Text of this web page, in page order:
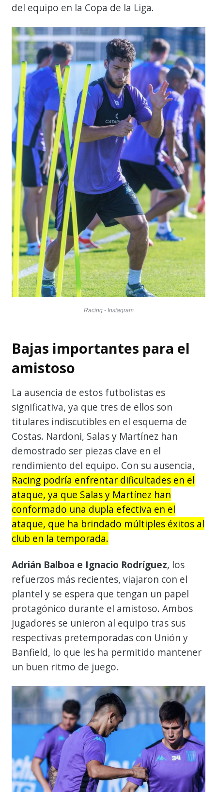
del equipo en la Copa de la Liga.
Racing - Instagram
Bajas importantes para el
amistoso
La ausencia de estos futbolistas es
significativa, ya que tres de ellos son
titulares indiscutibles en el esquema de
Costas. Nardoni, Salas y Martínez han
demostrado ser piezas clave en el
rendimiento del equipo. Con su ausencia,
Racing podría enfrentar dificultades en el
ataque, ya que Salas y Martínez han
conformado una dupla efectiva en el
ataque, que ha brindado múltiples éxitos al
club en la temporada.
Adrián Balboa e Ignacio Rodríguez, los
refuerzos más recientes, viajaron con el
plantel y se espera que tengan un papel
protagónico durante el amistoso. Ambos
jugadores se unieron al equipo tras sus
respectivas pretemporadas con Unión y
Banfield, lo que les ha permitido mantener
un buen ritmo de juego.